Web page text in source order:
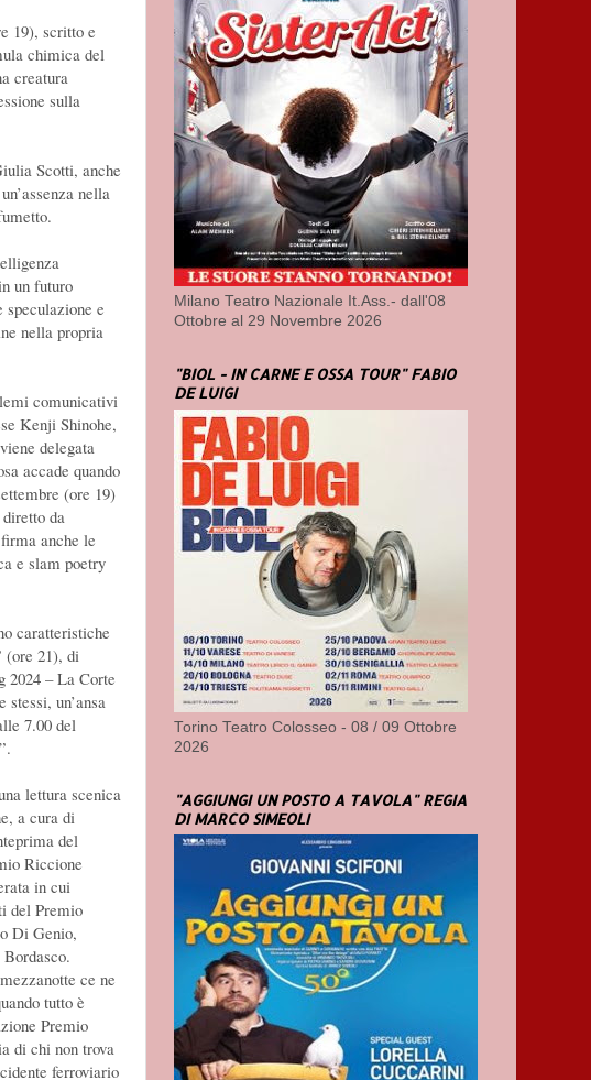
19), scritto e
chimica del
creatura
sulla
Scotti, anche
nella
un futuro
speculazione e
nella propria
comunicativi
Kenji Shinohe,
delegata
accade quando
(ore 19)
da
anche le
e slam poetry
caratteristiche
(ore 21), di
2024 – La Corte
un’ansa
7.00 del
lettura scenica
a cura di
del
Riccione
in cui
del Premio
Di Genio,
ce ne
tutto è
Premio
di chi non trova
ferroviario
Milano Teatro Nazionale It.Ass.- dall'08
Ottobre al 29 Novembre 2026
"BIOL - IN CARNE E OSSA TOUR" FABIO
DE LUIGI
Torino Teatro Colosseo - 08 / 09 Ottobre
2026
"AGGIUNGI UN POSTO A TAVOLA" REGIA
DI MARCO SIMEOLI